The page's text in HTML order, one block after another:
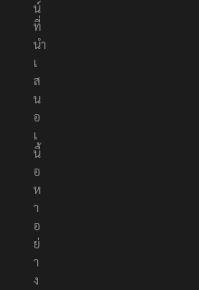
เ
ส
น
อ
เ
นื้
อ
ห
า
อ
ย่
า
ง
ถู
ก
ต้